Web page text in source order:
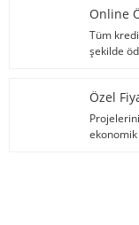
Online
Tüm
şekilde
Özel